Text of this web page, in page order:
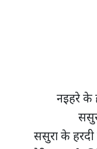
नइहरे के
ससुरा के